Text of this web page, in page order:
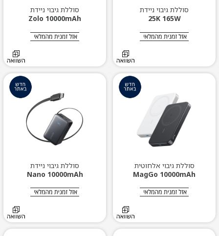
סוללת גיבוי ניידת
25K 165W
סוללת גיבוי ניידת
Zolo 10000mAh
סוללת גיבוי אלחוטית
MagGo 10000mAh
סוללת גיבוי ניידת
Nano 10000mAh